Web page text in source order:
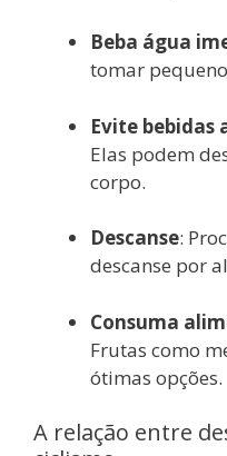
Beba água
tomar
Evite bebidas
Elas podem
corpo.
Descanse:
descanse por
Consuma
Frutas como
ótimas opções.
A relação entre